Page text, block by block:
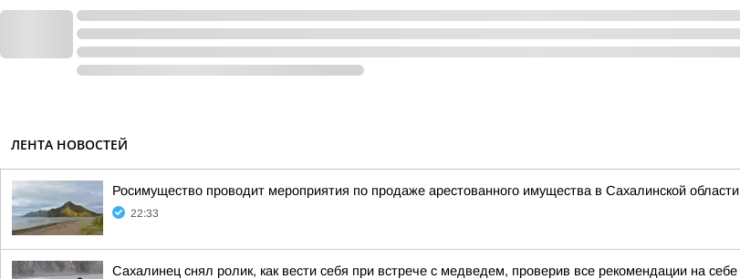
ЛЕНТА НОВОСТЕЙ
Росимущество проводит мероприятия по продаже арестованного имущества в Сахалинской области
22:33
Сахалинец снял ролик, как вести себя при встрече с медведем, проверив все рекомендации на себе